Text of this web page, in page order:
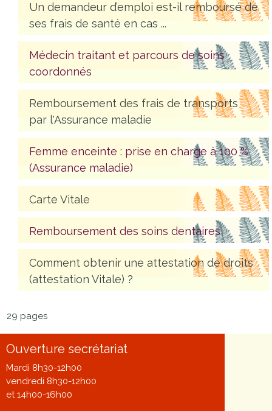
Un demandeur d’emploi est-il remboursé de
ses frais de santé en cas ...
Médecin traitant et parcours de soins
coordonnés
Remboursement des frais de transports
par l'Assurance maladie
Femme enceinte : prise en charge à 100 %
(Assurance maladie)
Carte Vitale
Remboursement des soins dentaires
Comment obtenir une attestation de droits
(attestation Vitale) ?
29 pages
Ouverture secrétariat
Mardi 8h30-12h00
vendredi 8h30-12h00
et 14h00-16h00